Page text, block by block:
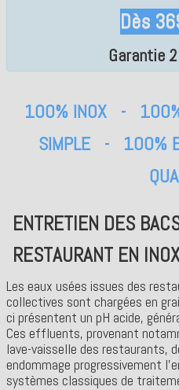
Dès
Garantie
100% INOX -
SIMPLE - 100%
ENTRETIEN DES
RESTAURANT EN
Les eaux usées issues des
collectives sont chargées en
ci présentent un pH acide,
Ces effluents, provenant
lave-vaisselle des restaurants,
endommage progressivement
systèmes classiques de